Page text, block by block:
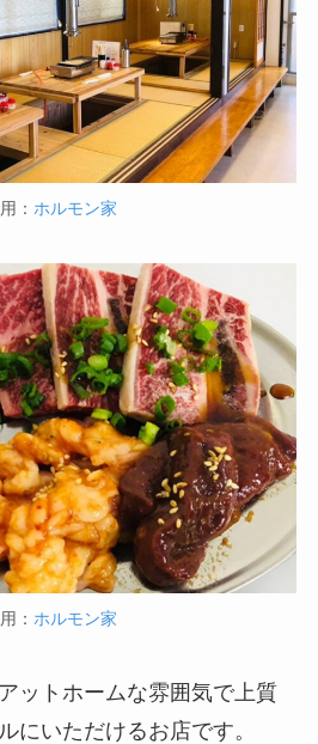
： ホルモン家
： ホルモン家
ットホームな雰囲気で上質
にいただけるお店です。